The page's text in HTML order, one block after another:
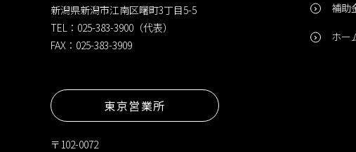
新潟県新潟市江南区曙町3丁目5-5
TEL：025-383-3900（代表）
FAX：025-383-3909
東京営業所
〒102-0072
補助
ホー